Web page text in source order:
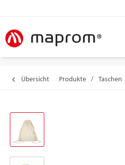
Übersicht Produkte / Taschen